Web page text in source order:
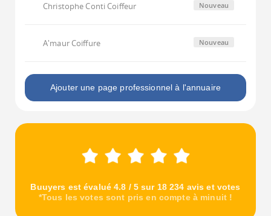
Christophe Conti Coiffeur Nouveau
A'maur Coiffure Nouveau
Ajouter une page professionnel à l'annuaire
Buuyers est évalué 4.8 / 5 sur 18 234 avis et votes
*Tous les votes sont pris en compte à minuit !